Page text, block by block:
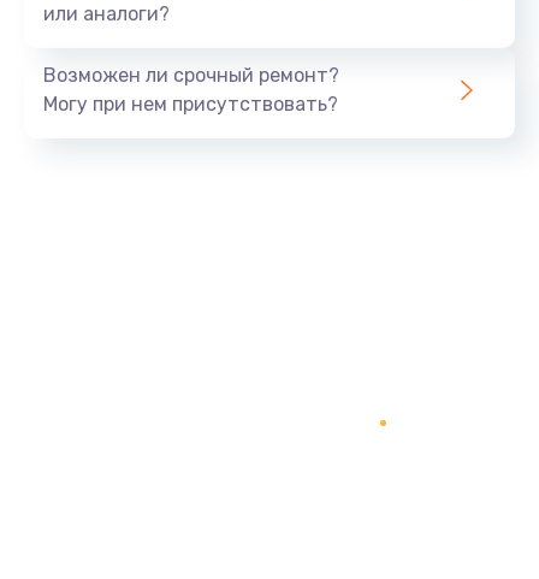
или аналоги?
Возможен ли срочный ремонт?
Могу при нем присутствовать?